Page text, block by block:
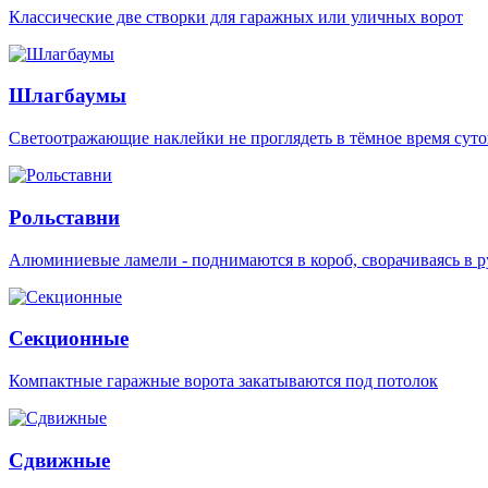
Классические две створки для гаражных или уличных ворот
Шлагбаумы
Светоотражающие наклейки не проглядеть в тёмное время
Рольставни
Алюминиевые ламели - поднимаются в короб, сворачиваясь в
Секционные
Компактные гаражные ворота закатываются под потолок
Сдвижные